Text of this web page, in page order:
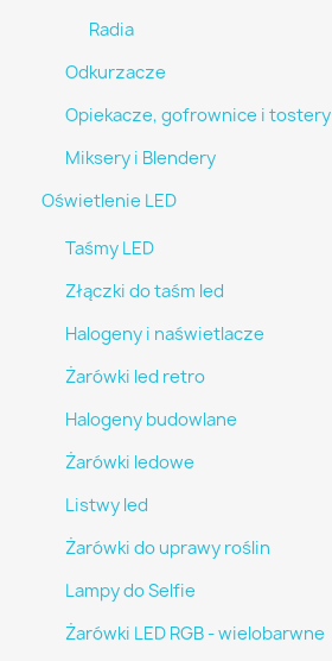
Radia
Odkurzacze
Opiekacze, gofrownice i tostery
Miksery i Blendery
Oświetlenie LED
Taśmy LED
Złączki do taśm led
Halogeny i naświetlacze
Żarówki led retro
Halogeny budowlane
Żarówki ledowe
Listwy led
Żarówki do uprawy roślin
Lampy do Selfie
Żarówki LED RGB - wielobarwne